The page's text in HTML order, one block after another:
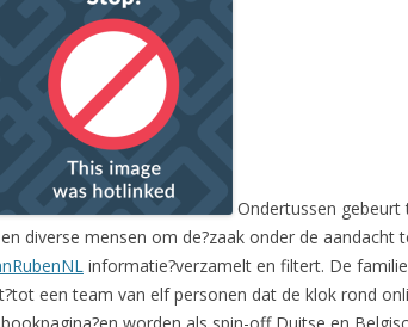
Ondertussen
diverse mensen om de?zaak onder de aandacht
informatie?verzamelt en filtert. De
een team van elf personen dat de klok rond